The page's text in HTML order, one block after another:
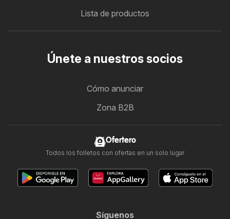
Lista de productos
Únete a nuestros socios
Cómo anunciar
Zona B2B
Ofertero
Todos los folletos con ofertas en un solo lugar
Síguenos